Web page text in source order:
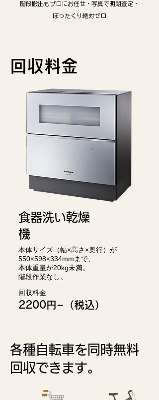
階段搬出もプロにお任せ・写真で明朗査定・
ぼったくり絶対ゼロ
回収料金
食器洗い乾燥
機
本体サイズ（幅×高さ×奥行）が
550×598×334mmまで、
本体重量が20kg未満。
階段作業なし。
回収料金
2200円~ （税込）
各種自転車を同時無料
回収できます。